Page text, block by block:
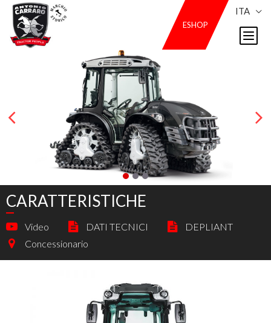
ESHOP
ITA
CARATTERISTICHE
Video DATI TECNICI
DEPLIANT
Concessionario